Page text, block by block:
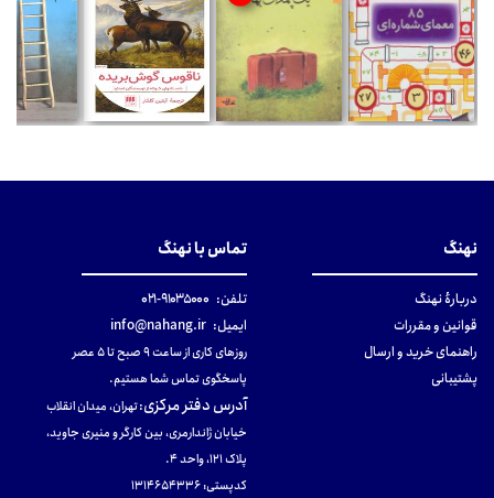
نهنگ
دربارهٔ نهنگ
قوانین و مقررات
راهنمای خرید و ارسال
پشتیبانی
تماس با نهنگ
تلفن: ۹۱۰۳۵۰۰۰-۰۲۱
ایمیل: info@nahang.ir
روزهای کاری از ساعت ۹ صبح تا ۵ عصر
پاسخگوی تماس شما هستیم.
آدرس دفتر مرکزی:تهران، میدان انقلاب
خیابان ژاندارمری، بین کارگر و منیری جاوید،
پلاک 121، واحد ۴.
کدپستی: 131465433۶